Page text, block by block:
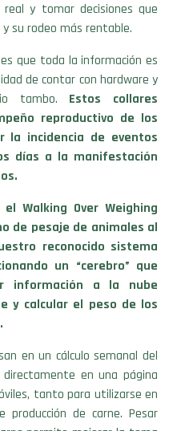
y tomar decisiones que
su rodeo más rentable.
que toda la información es
de contar con hardware y
tambo. Estos collares
reproductivo de los
la incidencia de eventos
días a la manifestación
el Walking Over Weighing
de pesaje de animales al
reconocido sistema
un “cerebro” que
información a la nube
y calcular el peso de los
en un cálculo semanal del
en una página
tanto para utilizarse en
de carne. Pesar